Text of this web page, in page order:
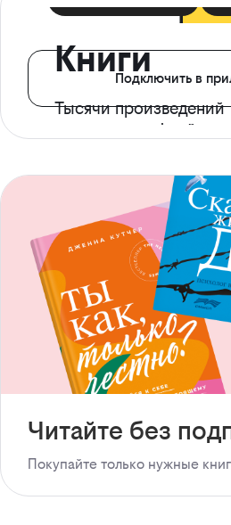
Книги
Тысячи произведений
с доступом офлайн
Подключить в
Читайте без
Покупайте только нужные